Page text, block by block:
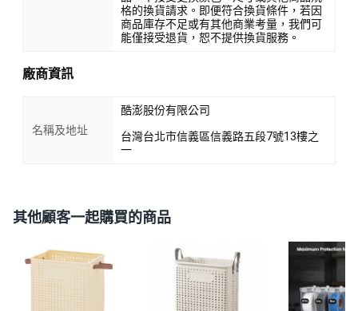
格的換貨請求。即便符合換貨條件，若因
商品庫存不足或有其他商業考量，我們可
能僅接受退貨，恕不提供換貨服務。
廠商資訊
名稱及地址
酷澎股份有限公司
台灣台北市信義區信義路五段7號13樓之
一
其他顧客一起購買的商品